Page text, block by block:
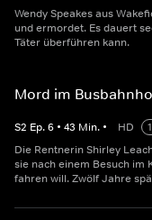
Wendy Speakes aus
und ermordet. Es dauert
Täter überführen kann.
Mord im
S2 Ep.6 • 43 Min. • HD
Die Rentnerin Shirley
sie nach einem Besuch im
fahren will. Zwölf Jahre